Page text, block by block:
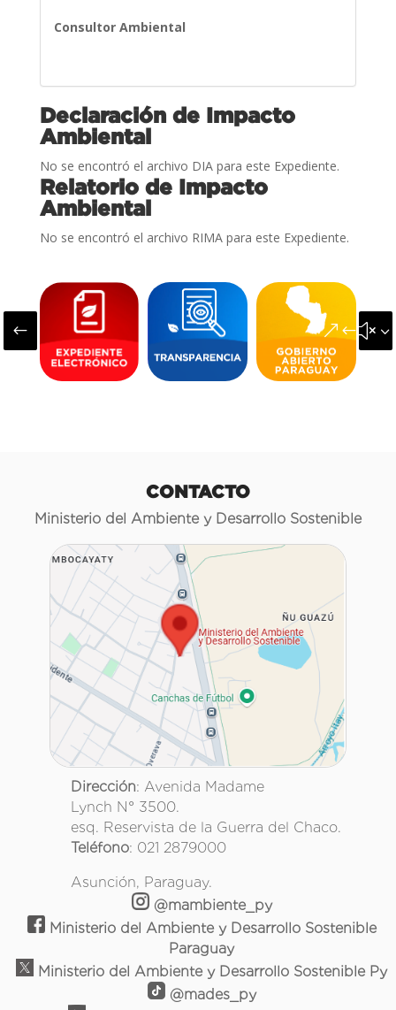
Consultor Ambiental
Declaración de Impacto
Ambiental
No se encontró el archivo DIA para este Expediente.
Relatorio de Impacto
Ambiental
No se encontró el archivo RIMA para este Expediente.
#
CONTACTO
Ministerio del Ambiente y Desarrollo Sostenible
Dirección: Avenida Madame
Lynch N° 3500.
esq. Reservista de la Guerra del Chaco.
Teléfono: 021 2879000
Asunción, Paraguay.
@mambiente_py
Ministerio del Ambiente y Desarrollo Sostenible
Paraguay
Ministerio del Ambiente y Desarrollo Sostenible Py
@mades_py